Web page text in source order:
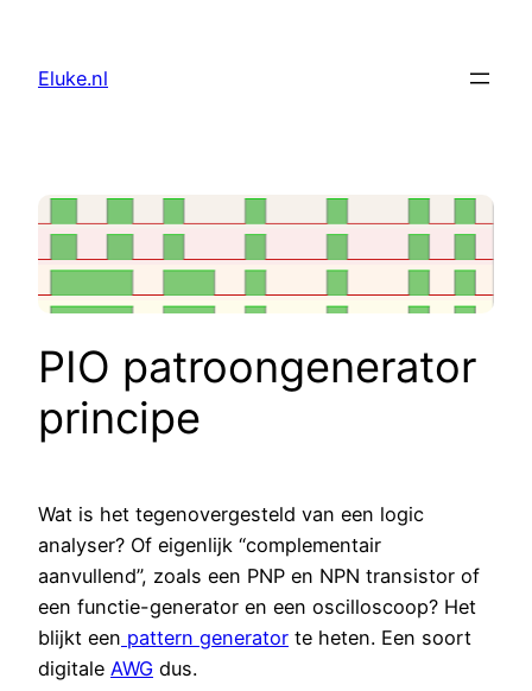
content
Eluke.nl
PIO patroon​generator
principe
Wat is het tegenovergesteld van een logic
analyser? Of eigenlijk “complementair
aanvullend”, zoals een PNP en NPN transistor of
een functie-generator en een oscilloscoop? Het
blijkt een pattern generator te heten. Een soort
digitale AWG dus.